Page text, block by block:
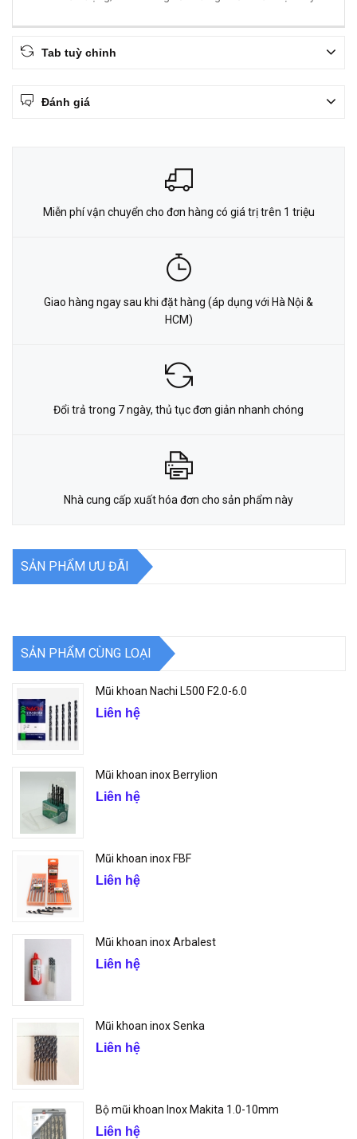
Tab tuỳ chỉnh
Đánh giá
Miễn phí vận chuyển cho đơn hàng có giá trị trên 1 triệu
Giao hàng ngay sau khi đặt hàng (áp dụng với Hà Nội &
HCM)
Đổi trả trong 7 ngày, thủ tục đơn giản nhanh chóng
Nhà cung cấp xuất hóa đơn cho sản phẩm này
SẢN PHẨM ƯU ĐÃI
SẢN PHẨM CÙNG LOẠI
Mũi khoan Nachi L500 F2.0-6.0
Liên hệ
Mũi khoan inox Berrylion
Liên hệ
Mũi khoan inox FBF
Liên hệ
Mũi khoan inox Arbalest
Liên hệ
Mũi khoan inox Senka
Liên hệ
Bộ mũi khoan Inox Makita 1.0-10mm
Liên hệ